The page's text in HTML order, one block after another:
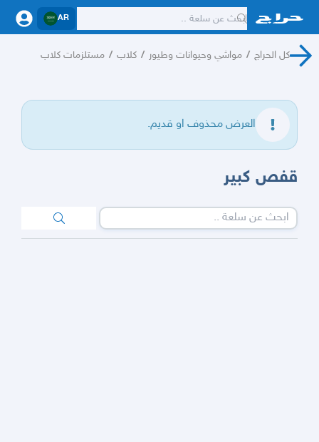
AR
كل الحراج / مواشي وحيوانات وطيور / كلاب / مستلزمات كلاب
العرض محذوف او قديم.
قفص كبير